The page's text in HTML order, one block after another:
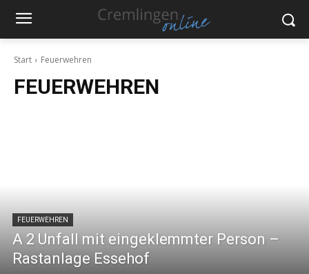
Start Feuerwehren
FEUERWEHREN
FEUERWEHREN
A 2 Unfall mit eingeklemmter Person –
Rastanlage Essehof